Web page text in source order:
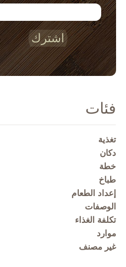
اشترك
فئات
تغذية
دكان
خطة
طباخ
إعداد الطعام
الوصفات
تكلفة الغذاء
موارد
غير مصنف